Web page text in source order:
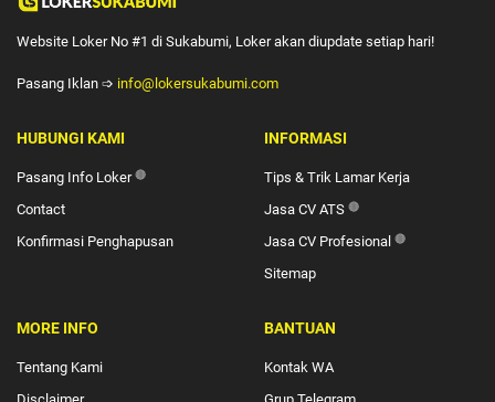
Website Loker No #1 di Sukabumi, Loker akan diupdate setiap hari!
Pasang Iklan ➩ info@lokersukabumi.com
HUBUNGI KAMI
Pasang Info Loker🔴
Contact
Konfirmasi Penghapusan
INFORMASI
Tips & Trik Lamar Kerja
Jasa CV ATS 🔴
Jasa CV Profesional 🔴
Sitemap
MORE INFO
Tentang Kami
BANTUAN
Kontak WA